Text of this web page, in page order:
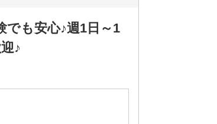
でも安心♪週1日～1
♪